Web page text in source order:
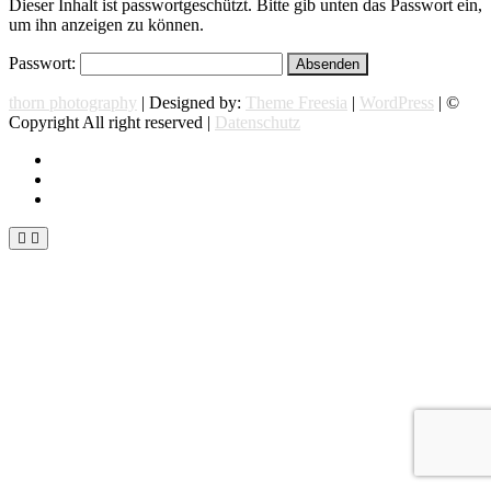
Dieser Inhalt ist passwortgeschützt. Bitte gib unten das Passwort ein,
um ihn anzeigen zu können.
Passwort:
thorn photography | Designed by: Theme Freesia | WordPress | ©
Copyright All right reserved | Datenschutz